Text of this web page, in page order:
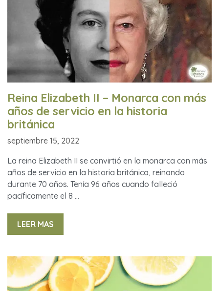
Reina Elizabeth II – Monarca con más
años de servicio en la historia
británica
septiembre 15, 2022
La reina Elizabeth II se convirtió en la monarca con más
años de servicio en la historia británica, reinando
durante 70 años. Tenía 96 años cuando falleció
pacíficamente el 8 …
LEER MAS